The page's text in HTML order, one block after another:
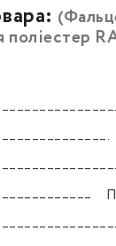
поліестер